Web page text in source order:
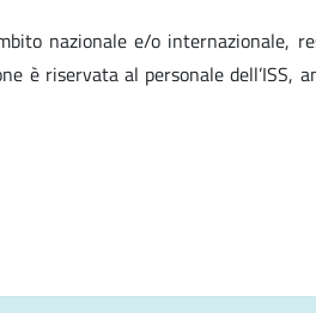
nazionale e/o internazionale,
è riservata al personale dell’ISS,